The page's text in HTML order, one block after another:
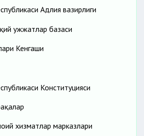
Адлия вазирлиги
ҳужжатлар базаси
Кенгаши
Конституцияси
хизматлар марказлари